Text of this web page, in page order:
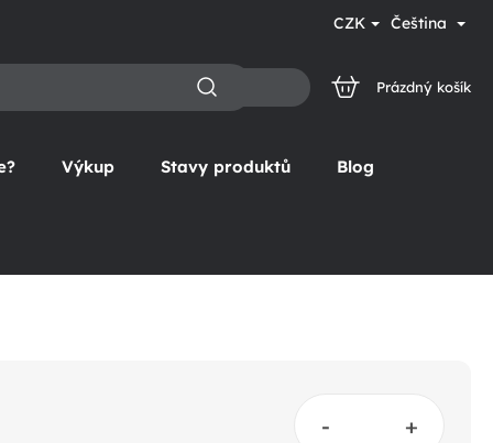
CZK Čeština
NÁKUPNÍ
Prázdný košík
Výkup Stavy produktů Blog